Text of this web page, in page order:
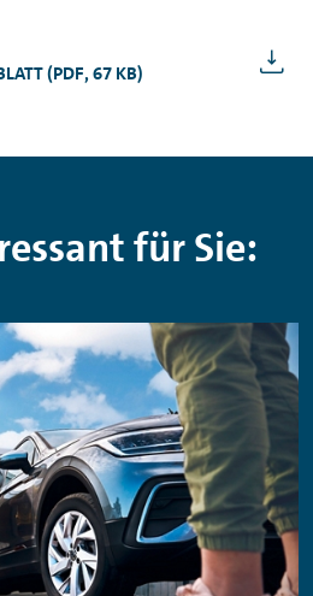
(PDF, 67 KB)
für Sie: